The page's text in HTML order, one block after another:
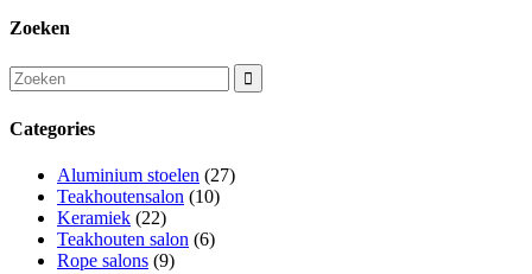
Zoeken
Categories
Aluminium stoelen (27)
Teakhoutensalon (10)
Keramiek (22)
Teakhouten salon (6)
Rope salons (9)